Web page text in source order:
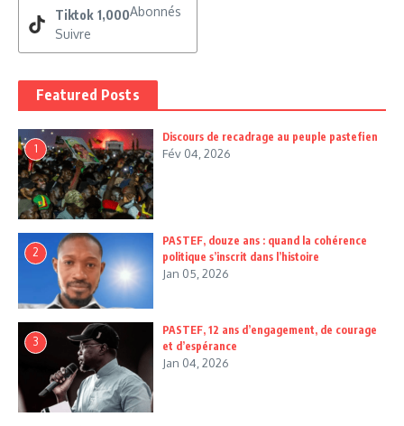
Tiktok 1,000Abonnés
Suivre
Featured Posts
1
Discours de recadrage au peuple pastefien
Fév 04, 2026
2
PASTEF, douze ans : quand la cohérence
politique s’inscrit dans l’histoire
Jan 05, 2026
3
PASTEF, 12 ans d’engagement, de courage
et d’espérance
Jan 04, 2026